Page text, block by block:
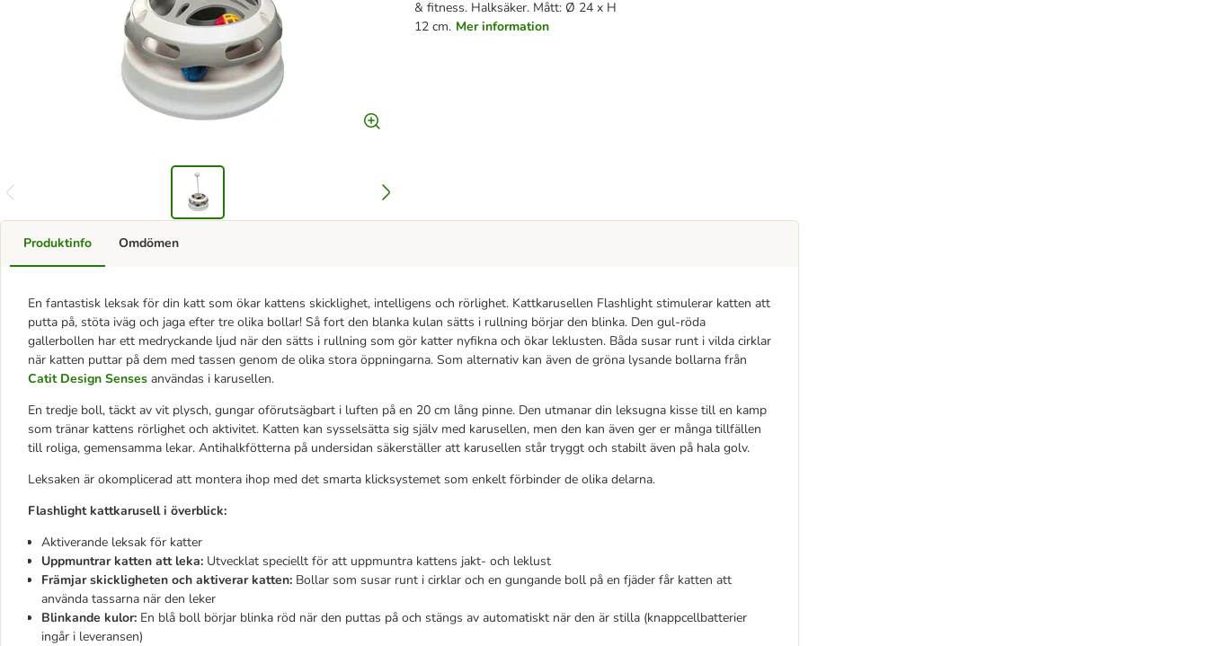
& fitness. Halksäker. Mått: Ø 24 x H
12 cm. Mer information
Produktinfo
En fantastisk leksak för din katt som ökar kattens skicklighet, intelligens och rörlighet. Kattkarusellen Flashlight stimulerar katten att
putta på, stöta iväg och jaga efter tre olika bollar! Så fort den blanka kulan sätts i rullning börjar den blinka. Den gul-röda
gallerbollen har ett medryckande ljud när den sätts i rullning som gör katter nyfikna och ökar leklusten. Båda susar runt i vilda cirklar
när katten puttar på dem med tassen genom de olika stora öppningarna. Som alternativ kan även de gröna lysande bollarna från
Catit Design Senses användas i karusellen.
En tredje boll, täckt av vit plysch, gungar oförutsägbart i luften på en 20 cm lång pinne. Den utmanar din leksugna kisse till en kamp
som tränar kattens rörlighet och aktivitet. Katten kan sysselsätta sig själv med karusellen, men den kan även ger er många tillfällen
till roliga, gemensamma lekar. Antihalkfötterna på undersidan säkerställer att karusellen står tryggt och stabilt även på hala golv.
Leksaken är okomplicerad att montera ihop med det smarta klicksystemet som enkelt förbinder de olika delarna.
Flashlight kattkarusell i överblick:
Aktiverande leksak för katter
Uppmuntrar katten att leka: Utvecklat speciellt för att uppmuntra kattens jakt- och leklust
Främjar skickligheten och aktiverar katten: Bollar som susar runt i cirklar och en gungande boll på en fjäder får katten att
använda tassarna när den leker
Blinkande kulor: En blå boll börjar blinka röd när den puttas på och stängs av automatiskt när den är stilla (knappcellbatterier
ingår i leveransen)
Omdömen